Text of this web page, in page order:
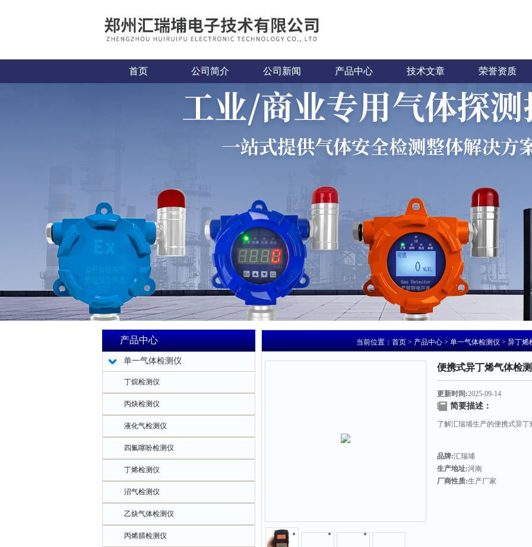
首页 公司简介 公司新闻 产品中心 技术文章 荣誉资质
产品中心
单一气体检测仪
丁烷检测仪
丙炔检测仪
液化气检测仪
四氟噻吩检测仪
丁烯检测仪
沼气检测仪
乙炔气体检测仪
丙烯腈检测仪
当前位置：首页>产品中心>单一气体检测仪>异丁烯
便携式异丁烯气体检
更新时间:2025-09-14
简要描述：
了解汇瑞埔生产的便携式异
品牌:汇瑞埔
生产地址:河南
厂商性质:生产厂家